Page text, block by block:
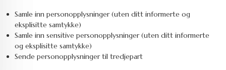
Samle inn personopplysninger (uten ditt informerte og
eksplisitte samtykke)
Samle inn sensitive personopplysninger (uten ditt informerte
og eksplisitte samtykke)
Sende personopplysninger til tredjepart